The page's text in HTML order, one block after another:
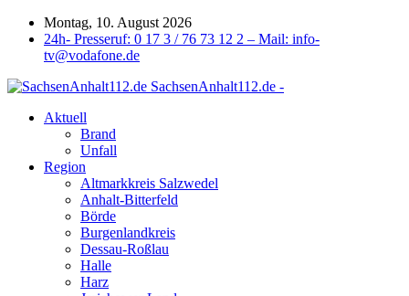
Montag, 10. August 2026
24h- Presseruf: 0 17 3 / 76 73 12 2 – Mail: info-
tv@vodafone.de
SachsenAnhalt112.de -
Aktuell
Brand
Unfall
Region
Altmarkkreis Salzwedel
Anhalt-Bitterfeld
Börde
Burgenlandkreis
Dessau-Roßlau
Halle
Harz